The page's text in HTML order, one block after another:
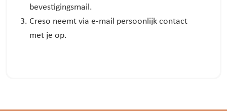
bevestigingsmail.
Creso neemt via e-mail persoonlijk contact
met je op.